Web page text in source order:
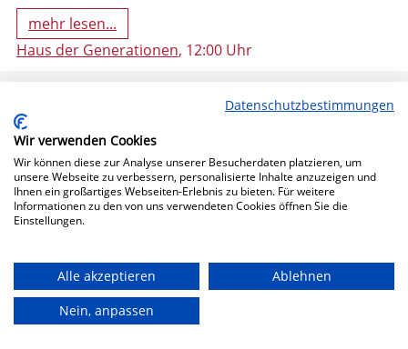
mehr lesen...
Haus der Generationen, 12:00 Uhr
Bühne Frei!
Datenschutzbestimmungen
Wir verwenden Cookies
Wir können diese zur Analyse unserer Besucherdaten platzieren, um
unsere Webseite zu verbessern, personalisierte Inhalte anzuzeigen und
Ihnen ein großartiges Webseiten-Erlebnis zu bieten. Für weitere
Informationen zu den von uns verwendeten Cookies öffnen Sie die
Einstellungen.
Alle akzeptieren
Ablehnen
Nein, anpassen